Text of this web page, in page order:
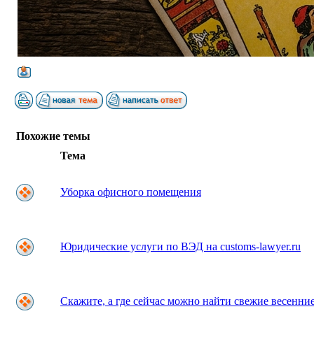
Похожие темы
Тема
Уборка офисного помещения
Юридические услуги по ВЭД на customs-lawyer.ru
Скажите, а где сейчас можно найти свежие